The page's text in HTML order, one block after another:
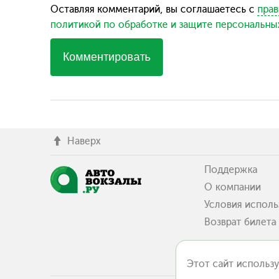
Этот сайт
Оставляя комментарий, вы соглашаетесь с
политикой по обработке и защите
Комментировать
Наверх
Поддержка
О компании
Условия
Возврат билета